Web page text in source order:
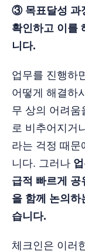
③ 목표달성 과
확인하고 이를
니다.
업무를 진행하
어떻게 해결하
무 상의 어려움
로 비추어지거
라는 걱정 때문
니다. 그러나
급적 빠르게 공
을 함께 논의하
습니다.
체크인은 이러